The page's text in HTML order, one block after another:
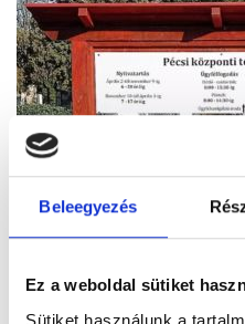
Beleegyezés
Ez a weboldal sütiket
Sütiket használunk a
Figyelem! Módosul a
ügyfélszolgálatának